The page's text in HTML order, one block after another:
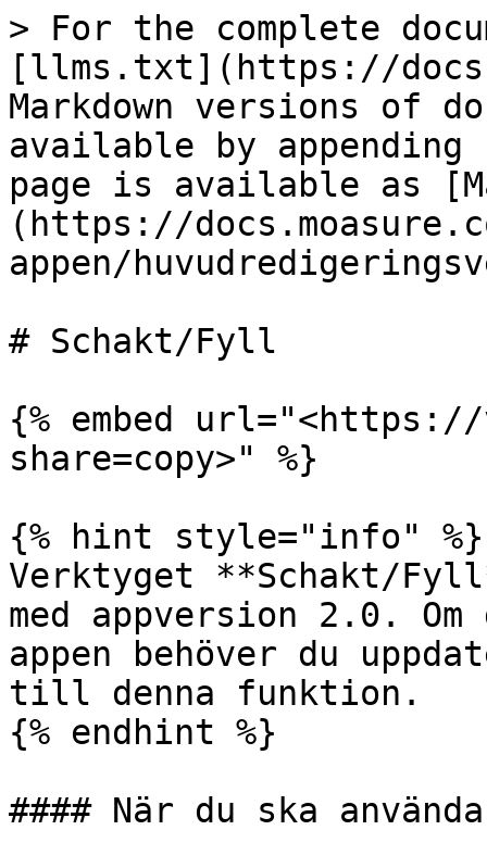
> For the complete
[llms.txt](https://
Markdown versions of
available by
page is available as
(https://
appen/
# Schakt/Fyll
{% embed url="<https://
share=copy>" %}
{% hint style="info" %}
Verktyget **Schakt/
med appversion 2.0.
appen behöver du
till denna funktion.
{% endhint %}
#### När du ska